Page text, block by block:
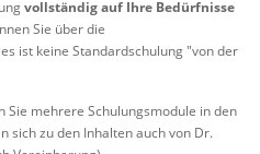
vollständig auf Ihre Bedürfnisse
Sie über die
ist keine Standardschulung "von der
Sie mehrere Schulungsmodule in den
sich zu den Inhalten auch von Dr.